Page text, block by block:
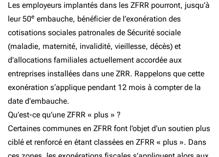
Les employeurs implantés dans les ZFRR pourront, jusqu’à
leur 50e embauche, bénéficier de l’exonération des
cotisations sociales patronales de Sécurité sociale
(maladie, maternité, invalidité, vieillesse, décès) et
d’allocations familiales actuellement accordée aux
entreprises installées dans une ZRR. Rappelons que cette
exonération s‘applique pendant 12 mois à compter de la
date d’embauche.
Qu’est-ce qu’une ZFRR « plus » ?
Certaines communes en ZFRR font l’objet d’un soutien plus
ciblé et renforcé en étant classées en ZFRR « plus ». Dans